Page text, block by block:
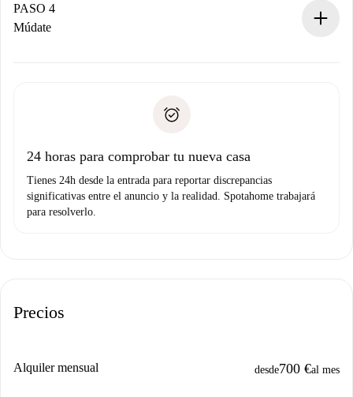
contacto con el propietario.
Si es rechazada: No te haremos ningún cargo y te
Prueba de solvencia
PASO 4
Múdate
no nos comunicas ningún problema.
24 horas para comprobar tu nueva casa
Tienes 24h desde la entrada para reportar discrepancias
significativas entre el anuncio y la realidad. Spotahome trabajará
para resolverlo.
Precios
Alquiler mensual desde700 €al mes